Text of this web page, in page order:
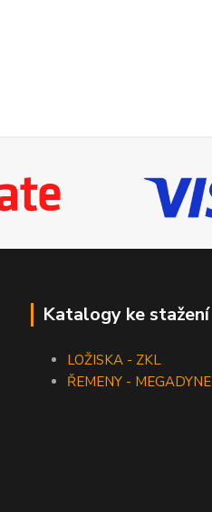
Katalogy ke stažení
LOŽISKA - ZKL
ŘEMENY - MEGADYNE